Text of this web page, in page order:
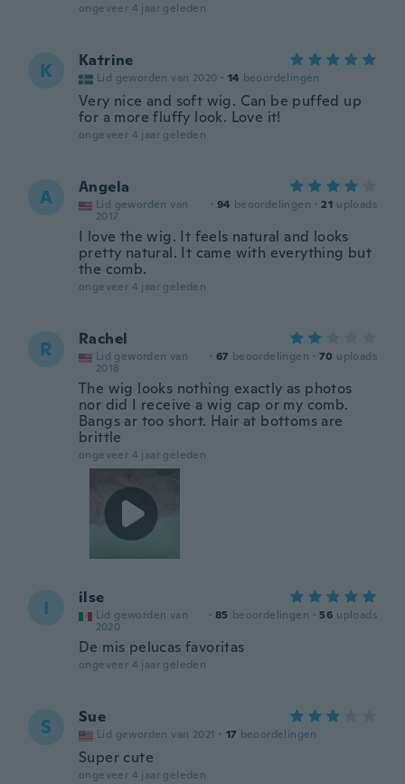
ongeveer 4 jaar geleden
K Katrine
Lid geworden van 2020 · 14 beoordelingen
Very nice and soft wig. Can be puffed up
for a more fluffy look. Love it!
ongeveer 4 jaar geleden
A Angela
Lid geworden van
2017
· 94 beoordelingen · 21 uploads
I love the wig. It feels natural and looks
pretty natural. It came with everything but
the comb.
ongeveer 4 jaar geleden
R Rachel
Lid geworden van
2018
· 67 beoordelingen · 70 uploads
The wig looks nothing exactly as photos
nor did I receive a wig cap or my comb.
Bangs ar too short. Hair at bottoms are
brittle
ongeveer 4 jaar geleden
I ilse
Lid geworden van
2020
· 85 beoordelingen · 56 uploads
De mis pelucas favoritas
ongeveer 4 jaar geleden
S Sue
Lid geworden van 2021 · 17 beoordelingen
Super cute
ongeveer 4 jaar geleden